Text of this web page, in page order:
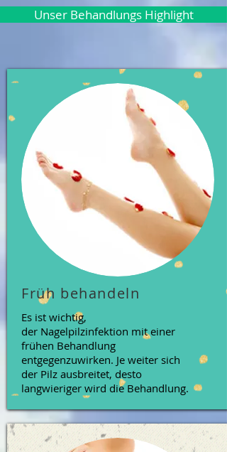
Unser Behandlungs Highlight
Früh behandeln
Es ist wichtig,
der Nagelpilzinfektion mit einer
frühen Behandlung
entgegenzuwirken. Je weiter sich
der Pilz ausbreitet, desto
langwieriger wird die Behandlung.